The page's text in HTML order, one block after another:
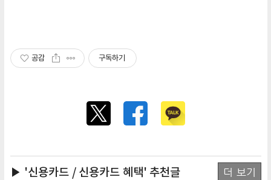
공감 구독하기
▶ '신용카드 / 신용카드 혜택' 추천글 더 보기